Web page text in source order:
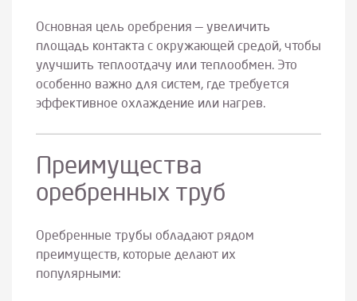
Основная цель оребрения — увеличить
площадь контакта с окружающей средой, чтобы
улучшить теплоотдачу или теплообмен. Это
особенно важно для систем, где требуется
эффективное охлаждение или нагрев.
Преимущества
оребренных труб
Оребренные трубы обладают рядом
преимуществ, которые делают их
популярными: